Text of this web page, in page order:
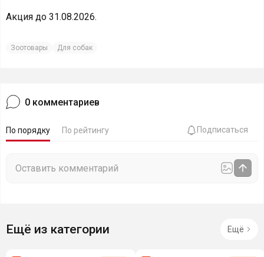
Акция до 31.08.2026.
Зоотовары Для собак
0 комментариев
По порядку По рейтингу Подписаться
Ещё из категории Ещё